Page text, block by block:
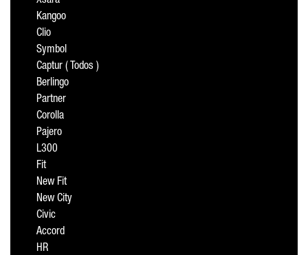
Kangoo
Clio
Symbol
Captur ( Todos )
Berlingo
Partner
Corolla
Pajero
L300
Fit
New Fit
New City
Civic
Accord
HR